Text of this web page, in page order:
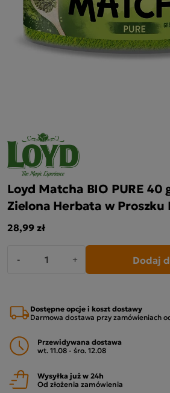
Loyd Matcha BIO PURE 40
Zielona Herbata w
28,99 zł
- + Dodaj
Dostępne opcje i koszt dostawy
Darmowa dostawa przy zamówieniach
Przewidywana dostawa
wt. 11.08 - śro. 12.08
Wysyłka już w 24h
Od złożenia zamówienia